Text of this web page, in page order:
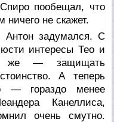
пообещал, что
ничего не скажет.
Антон задумался. С
интересы Тео и
же — защищать
А теперь
— гораздо менее
Канеллиса,
очень смутно.